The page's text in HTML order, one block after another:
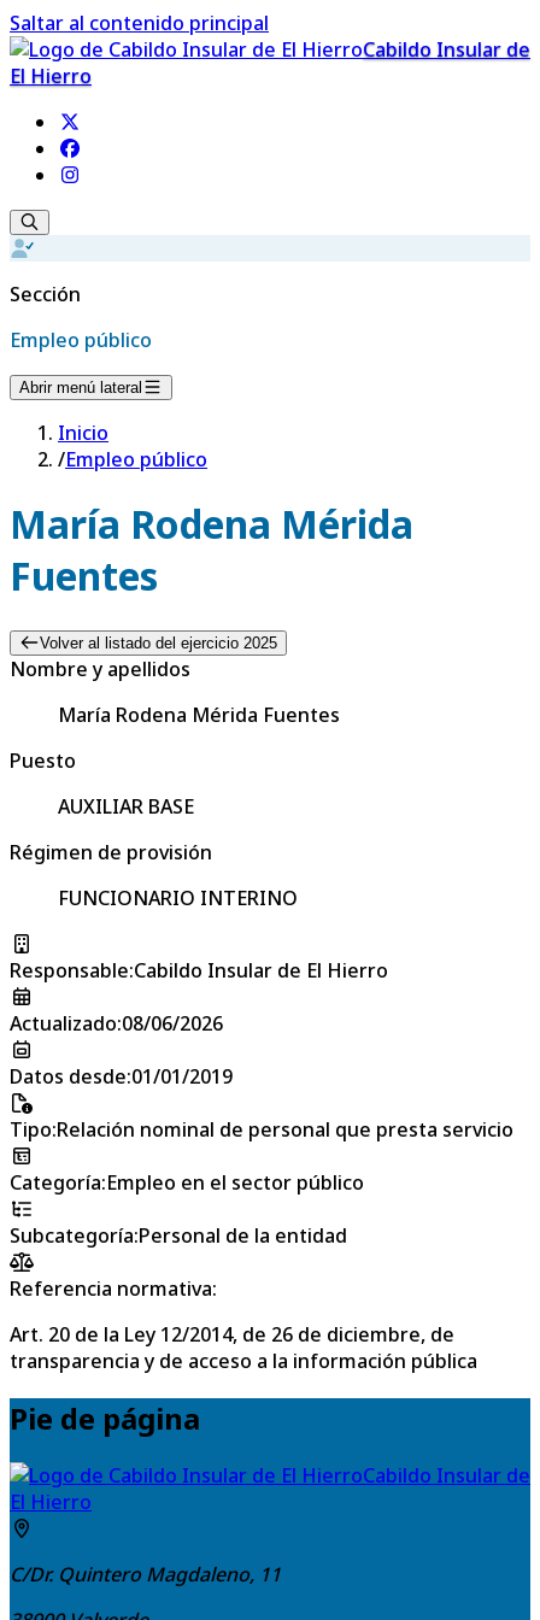
Saltar al contenido principal
Cabildo Insular de
El Hierro
Sección
Empleo público
Abrir menú lateral
Inicio
/Empleo público
María Rodena Mérida
Fuentes
Volver al listado del ejercicio 2025
Nombre y apellidos
María Rodena Mérida Fuentes
Puesto
AUXILIAR BASE
Régimen de provisión
FUNCIONARIO INTERINO
Responsable:Cabildo Insular de El Hierro
Actualizado:08/06/2026
Datos desde:01/01/2019
Tipo:Relación nominal de personal que presta servicio
Categoría:Empleo en el sector público
Subcategoría:Personal de la entidad
Referencia normativa:
Art. 20 de la Ley 12/2014, de 26 de diciembre, de
transparencia y de acceso a la información pública
Pie de página
Cabildo Insular de
El Hierro
C/Dr. Quintero Magdaleno, 11